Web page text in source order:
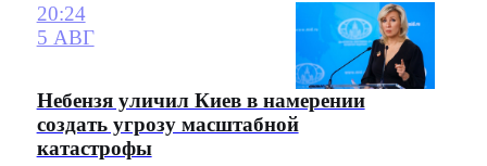
20:24
5 АВГ
Небензя уличил Киев в намерении
создать угрозу масштабной
катастрофы